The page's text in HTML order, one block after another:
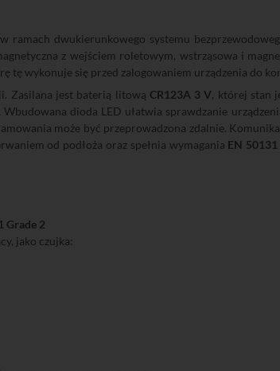
ramach dwukierunkowego systemu
z wejściem roletowym, wstrząsowa i
tę wykonuje się przed zalogowaniem urządzenia do
Zasilana jest baterią litową CR123A 3 V, której stan
dioda LED ułatwia sprawdzanie
może być przeprowadzona zdalnie.
od podłoża oraz spełnia wymagania EN
Grade 2
jako czujka: